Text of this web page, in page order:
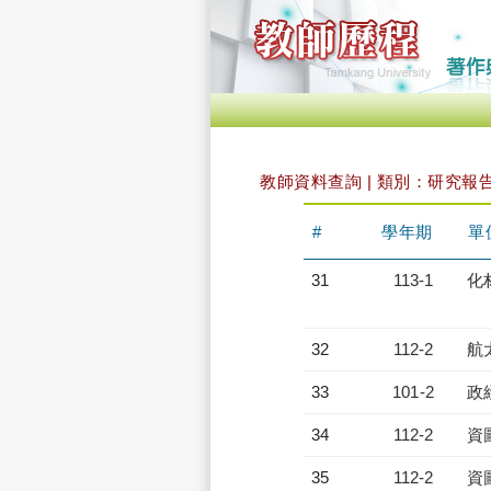
教師資料查詢 | 類別：研究報
# 學年期 單
31 113-1 化
32 112-2 航
33 101-2 政
34 112-2 資
35 112-2 資